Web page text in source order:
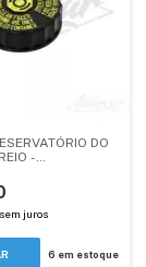
DO
-
sem juros
6 em estoque